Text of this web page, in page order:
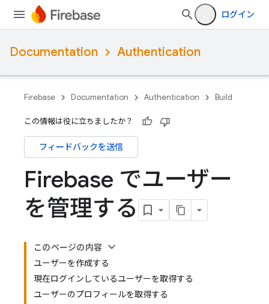
ログイン
Documentation Authentication
Firebase Documentation Authentication Build
この情報は役に立ちましたか？
フィードバックを送信
Firebase でユーザー
を管理する
このページの内容
ユーザーを作成する
現在ログインしているユーザーを取得する
ユーザーのプロフィールを取得する